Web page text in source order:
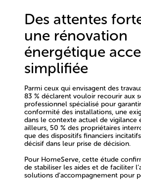
Des attentes
une rénovation
énergétique
simplifiée
Parmi ceux qui envisagent des
83 % déclarent vouloir recourir aux
professionnel spécialisé pour
conformité des installations, une
dans le contexte actuel de vigilance
ailleurs, 50 % des propriétaires
que des dispositifs financiers
décisif dans leur prise de décision.
Pour HomeServe, cette étude
de stabiliser les aides et de faciliter
solutions d’accompagnement pour